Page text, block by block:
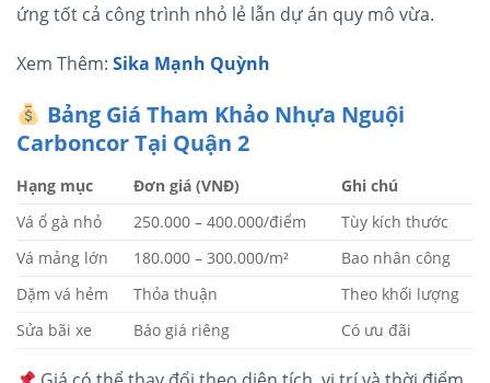
ứng tốt cả công trình nhỏ lẻ lẫn dự án quy mô vừa.
Xem Thêm: Sika Mạnh Quỳnh
Bảng Giá Tham Khảo Nhựa Nguội
Carboncor Tại Quận 2
Hạng mục Đơn giá (VNĐ)
Ghi chú
Vá ổ gà nhỏ
250.000 – 400.000/điểm
Tùy kích thước
Vá mảng lớn
180.000 – 300.000/m²
Bao nhân công
Dặm vá hẻm
Thỏa thuận
Theo khối lượng
Sửa bãi xe
Báo giá riêng Có ưu đãi